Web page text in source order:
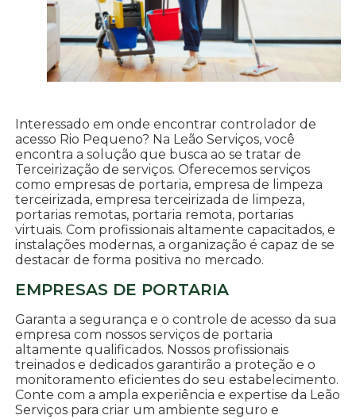
Interessado em onde encontrar controlador de
acesso Rio Pequeno? Na Leão Serviços, você
encontra a solução que busca ao se tratar de
Terceirização de serviços. Oferecemos serviços
como empresas de portaria, empresa de limpeza
terceirizada, empresa terceirizada de limpeza,
portarias remotas, portaria remota, portarias
virtuais. Com profissionais altamente capacitados, e
instalações modernas, a organização é capaz de se
destacar de forma positiva no mercado.
EMPRESAS DE PORTARIA
Garanta a segurança e o controle de acesso da sua
empresa com nossos serviços de portaria
altamente qualificados. Nossos profissionais
treinados e dedicados garantirão a proteção e o
monitoramento eficientes do seu estabelecimento.
Conte com a ampla experiência e expertise da Leão
Serviços para criar um ambiente seguro e